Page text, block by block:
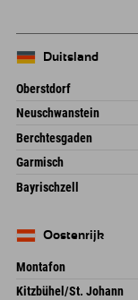
Duitsland
Oberstdorf
An der Breitach 3
Duitsland
Neuschwanstein
An der Riese 45
87484 Nesselwang im
Duitsland
Berchtesgaden
Hofreitstr. 7
Duitsland
Garmisch
Frickenstraße 22
82490 Farchant
Bayrischzell
Duitsland
Oostenrijk
Montafon
Dorfstr. 127b
Kitzbühel/St. Johann